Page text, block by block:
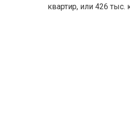
квартир, или 426 тыс.